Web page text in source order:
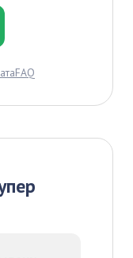
FAQ